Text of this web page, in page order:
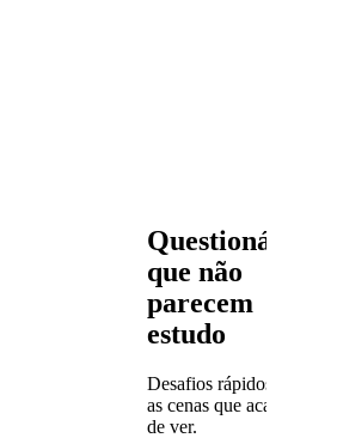
Questionários
que não
parecem
estudo
Desafios rápidos com
as cenas que acabaste
de ver.